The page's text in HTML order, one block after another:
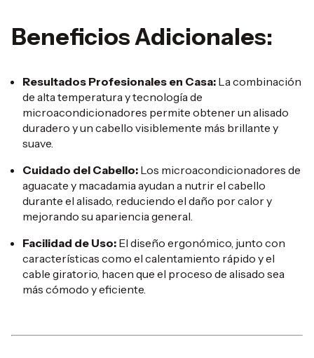
Beneficios Adicionales:
Resultados Profesionales en Casa: La combinación
de alta temperatura y tecnología de
microacondicionadores permite obtener un alisado
duradero y un cabello visiblemente más brillante y
suave.
Cuidado del Cabello: Los microacondicionadores de
aguacate y macadamia ayudan a nutrir el cabello
durante el alisado, reduciendo el daño por calor y
mejorando su apariencia general.
Facilidad de Uso: El diseño ergonómico, junto con
características como el calentamiento rápido y el
cable giratorio, hacen que el proceso de alisado sea
más cómodo y eficiente.